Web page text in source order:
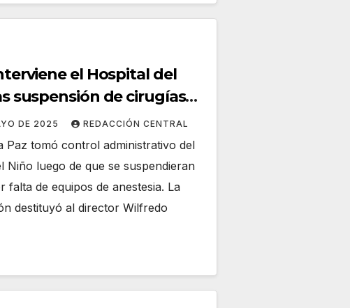
el Hospital del
suspensión de cirugías
de anestesia
DE 2025 REDACCIÓN CENTRAL
Paz tomó control administrativo del
Niño luego de que se suspendieran
falta de equipos de anestesia. La
destituyó al director Wilfredo